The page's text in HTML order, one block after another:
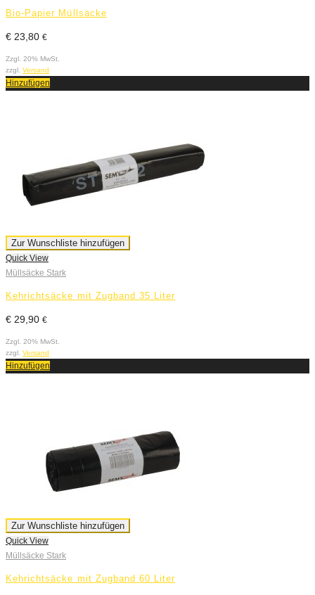
Bio-Papier Müllsäcke
€ 23,80 €
Zzgl. 20% MwSt.
zzgl. Versand
Hinzufügen
Zur Wunschliste hinzufügen
Quick View
Müllsäcke Stark
Kehrichtsäcke mit Zugband 35 Liter
€ 29,90 €
Zzgl. 20% MwSt.
zzgl. Versand
Hinzufügen
Zur Wunschliste hinzufügen
Quick View
Müllsäcke Stark
Kehrichtsäcke mit Zugband 60 Liter